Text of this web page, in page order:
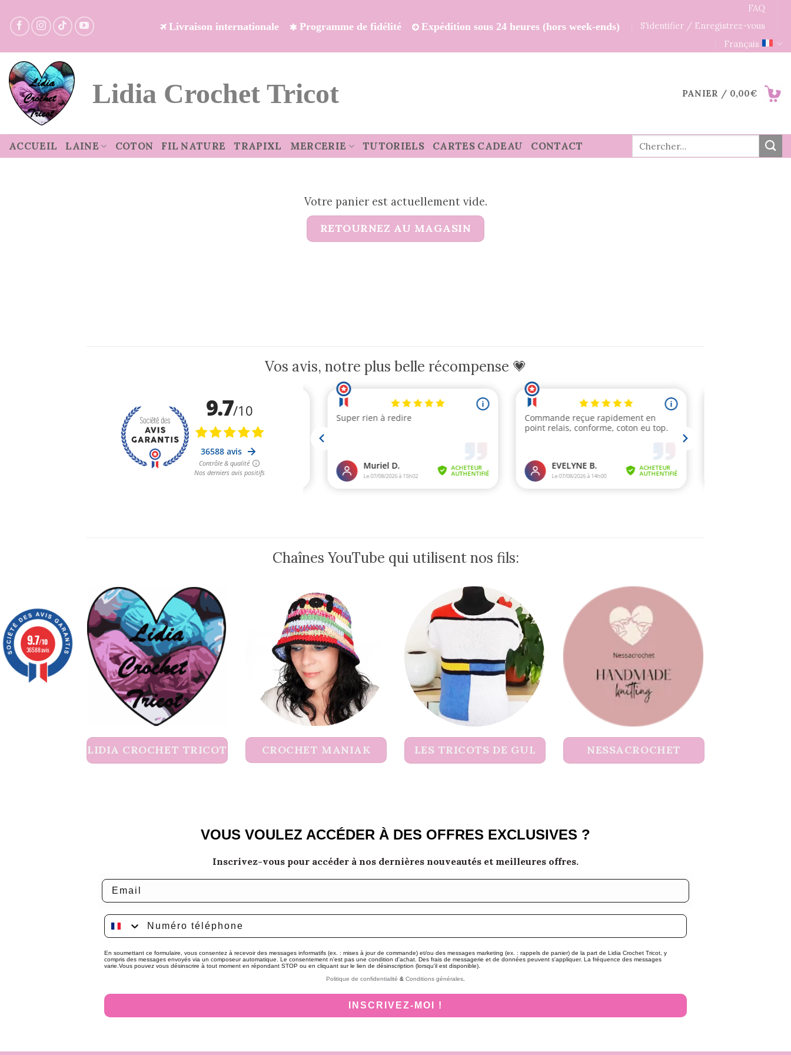
au
Livraison internationale Programme de fidélité Expédition sous 24 heures (hors week-ends)
FAQ
S'identifier / Enregistrez-vous
Français
Lidia Crochet Tricot PANIER / 0,00€
ACCUEIL LAINE COTON FIL NATURE TRAPIXL MERCERIE TUTORIELS CARTES CADEAU CONTACT
Recherche
Votre panier est actuellement vide.
RETOURNEZ AU MAGASIN
Vos avis, notre plus belle récompense 💗
Chaînes YouTube qui utilisent nos fils:
LIDIA CROCHET TRICOT CROCHET MANIAK LES TRICOTS DE GUL NESSACROCHET
VOUS VOULEZ ACCÉDER À DES OFFRES EXCLUSIVES ?
Inscrivez-vous pour accéder à nos dernières nouveautés et meilleures offres.
Email
Numéro téléphone
En soumettant ce formulaire, vous consentez à recevoir des messages informatifs (ex. : mises à jour de commande) et/ou des messages marketing (ex. : rappels de panier) de la part de Lidia Crochet Tricot, y
compris des messages envoyés via un composeur automatique. Le consentement n'est pas une condition d'achat. Des frais de messagerie et de données peuvent s'appliquer. La fréquence des messages
varie.Vous pouvez vous désinscrire à tout moment en répondant STOP ou en cliquant sur le lien de désinscription (lorsqu'il est disponible).
Politique de confidentialité & Conditions générales
INSCRIVEZ-MOI !
9.7/10
36588 avis